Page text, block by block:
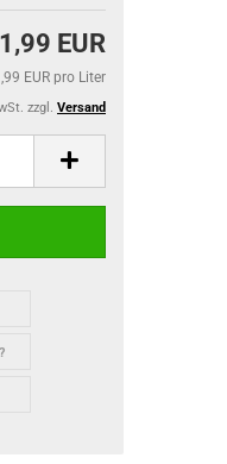
EUR
EUR pro Liter
zzgl. Versand